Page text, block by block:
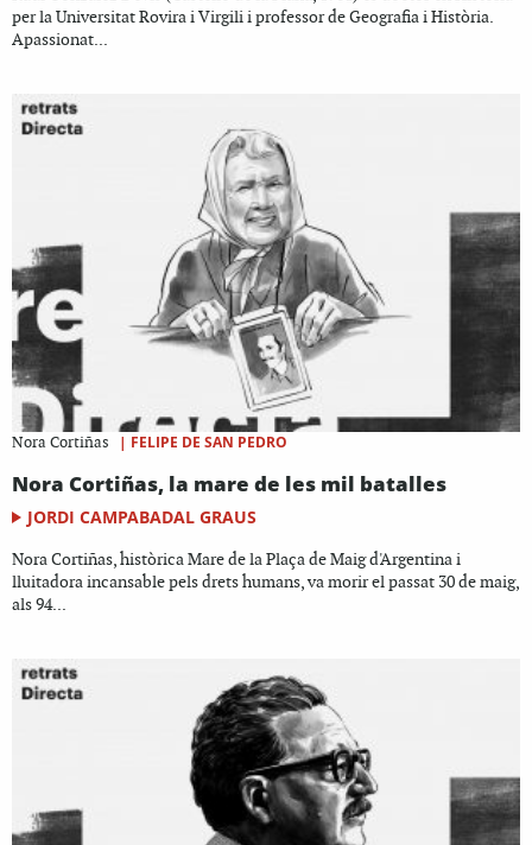
per la Universitat Rovira i Virgili i professor de Geografia i Història.
Apassionat...
Nora Cortiñas | FELIPE DE SAN PEDRO
Nora Cortiñas, la mare de les mil batalles
JORDI CAMPABADAL GRAUS
Nora Cortiñas, històrica Mare de la Plaça de Maig d'Argentina i
lluitadora incansable pels drets humans, va morir el passat 30 de maig,
als 94...